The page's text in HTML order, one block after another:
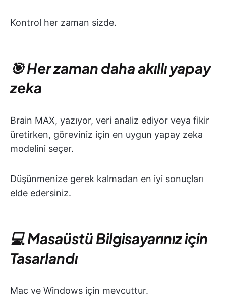
Kontrol her zaman sizde.
🎯 Her zaman daha akıllı yapay
zeka
Brain MAX, yazıyor, veri analiz ediyor veya fikir
üretirken, göreviniz için en uygun yapay zeka
modelini seçer.
Düşünmenize gerek kalmadan en iyi sonuçları
elde edersiniz.
💻 Masaüstü Bilgisayarınız için
Tasarlandı
Mac ve Windows için mevcuttur.